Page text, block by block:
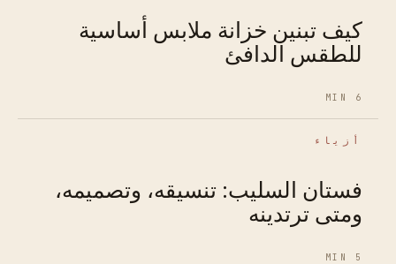
كيف تبنين خزانة ملابس أساسية
للطقس الدافئ
6 MIN
أزياء
فستان السليب: تنسيقه، وتصميمه،
ومتى ترتدينه
5 MIN